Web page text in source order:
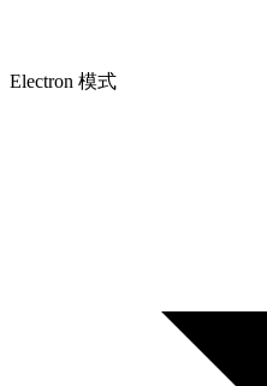
Electron 模式